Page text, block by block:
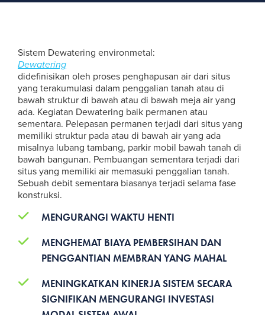
Sistem Dewatering environmetal:
Dewatering
didefinisikan oleh proses penghapusan air dari situs
yang terakumulasi dalam penggalian tanah atau di
bawah struktur di bawah atau di bawah meja air yang
ada. Kegiatan Dewatering baik permanen atau
sementara. Pelepasan permanen terjadi dari situs yang
memiliki struktur pada atau di bawah air yang ada
misalnya lubang tambang, parkir mobil bawah tanah di
bawah bangunan. Pembuangan sementara terjadi dari
situs yang memiliki air memasuki penggalian tanah.
Sebuah debit sementara biasanya terjadi selama fase
konstruksi.
MENGURANGI WAKTU HENTI
MENGHEMAT BIAYA PEMBERSIHAN DAN
PENGGANTIAN MEMBRAN YANG MAHAL
MENINGKATKAN KINERJA SISTEM SECARA
SIGNIFIKAN MENGURANGI INVESTASI